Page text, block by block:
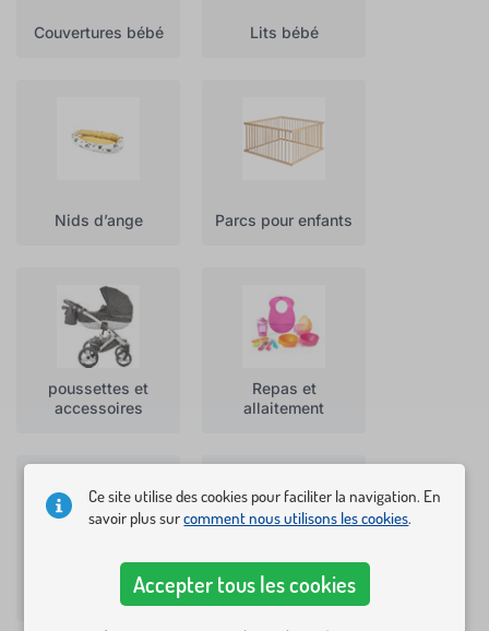
Couvertures bébé Lits bébé
Nids d’ange Parcs pour enfants
poussettes et
accessoires
Repas et
allaitement
Sécurité enfants Sièges auto
Ce site utilise des cookies pour faciliter la navigation. En
savoir plus surcomment nous utilisons les cookies.
Accepter tous les cookies